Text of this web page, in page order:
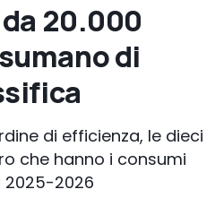
20.000
di
di efficienza, le dieci
che hanno i consumi
2025-2026